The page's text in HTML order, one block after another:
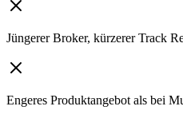
Jüngerer Broker, kürzerer Track
Engeres Produktangebot als bei